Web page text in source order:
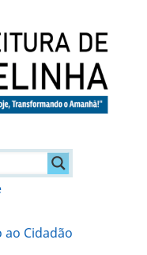
Cidadão